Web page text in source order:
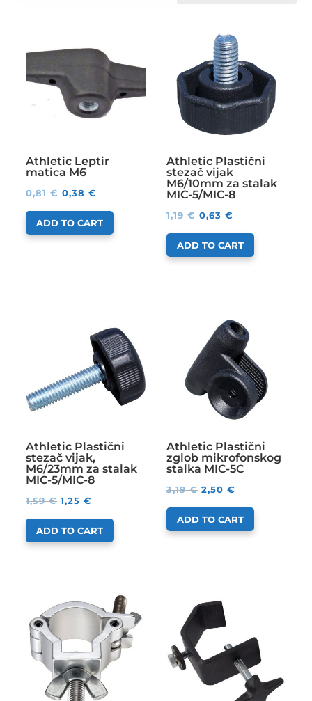
Athletic Leptir
matica M6
0,81€ 0,38€
ADD TO CART
Athletic Plastični
stezač vijak
M6/10mm za stalak
MIC-5/MIC-8
1,19€ 0,63 €
ADD TO CART
Athletic Plastični
stezač vijak,
M6/23mm za stalak
MIC-5/MIC-8
1,59€ 1,25€
ADD TO CART
Athletic Plastični
zglob mikrofonskog
stalka MIC-5C
3,19€ 2,50 €
ADD TO CART